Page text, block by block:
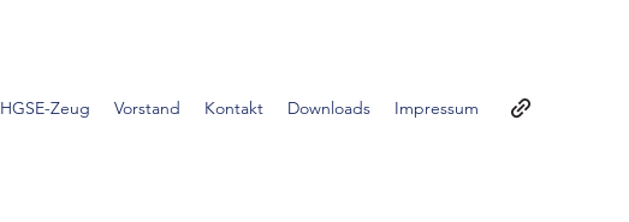
HGSE-Zeug Vorstand Kontakt Downloads Impressum